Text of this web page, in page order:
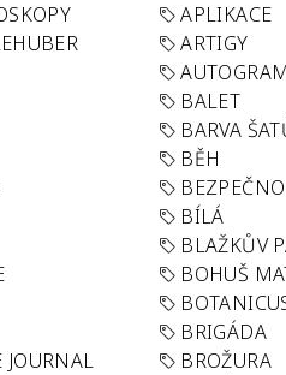
APLIKACE
ARTIGY
BALET
BARVA
BĚH
BÍLÁ
BLAŽKŮV
BOHUŠ
BRIGÁDA
JOURNAL
BROŽURA